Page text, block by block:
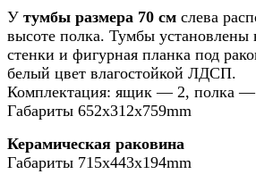
У тумбы размера 70 см слева
высоте полка. Тумбы
стенки и фигурная планка под
белый цвет влагостойкой ЛДСП.
Комплектация: ящик — 2, полка
Габариты 652x312x759mm
Керамическая раковина
Габариты 715x443x194mm